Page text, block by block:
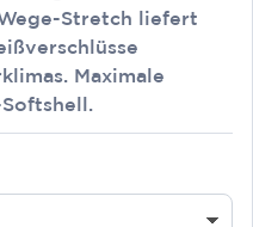
Stretch liefert
Maximale